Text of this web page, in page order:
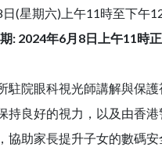
(星期六)上午11時至下午
: 2024年6月 8日上午11時正
院眼科視光師講解與保護
持良好的視力，以及由香
助家長提升子女的數碼